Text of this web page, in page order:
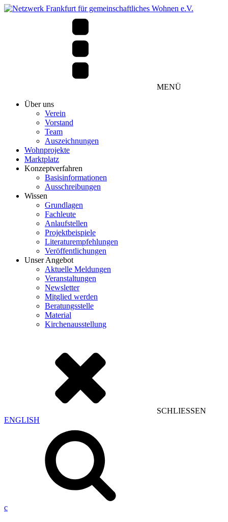
MENÜ
Über uns
Verein
Vorstand
Team
Auszeichnungen
Wohnprojekte
Marktplatz
Konzeptverfahren
Basisinformationen
Ausschreibungen
Wissen
Grundlagen
Fachleute
Anlaufstellen
Projektbeispiele
Literaturempfehlungen
Veröffentlichungen
Unser Angebot
Aktuelle Meldungen
Veranstaltungen
Newsletter
Mitglied werden
Beratungsstelle
Material
Kirchenausstellung
SCHLIESSEN
ENGLISH
c